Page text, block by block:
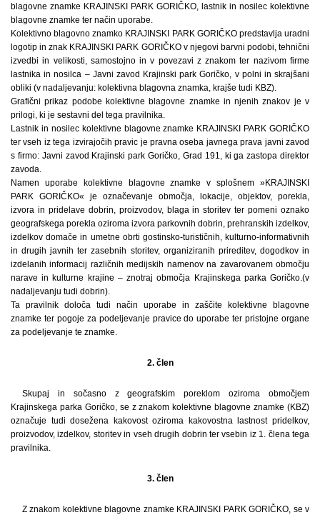
blagovne znamke KRAJINSKI PARK GORIČKO, lastnik in nosilec kolektivne
blagovne znamke ter način uporabe.
Kolektivno blagovno znamko KRAJINSKI PARK GORIČKO predstavlja uradni
logotip in znak KRAJINSKI PARK GORIČKO v njegovi barvni podobi, tehnični
izvedbi in velikosti, samostojno in v povezavi z znakom ter nazivom firme
lastnika in nosilca – Javni zavod Krajinski park Goričko, v polni in skrajšani
obliki (v nadaljevanju: kolektivna blagovna znamka, krajše tudi KBZ).
Grafični prikaz podobe kolektivne blagovne znamke in njenih znakov je v
prilogi, ki je sestavni del tega pravilnika.
Lastnik in nosilec kolektivne blagovne znamke KRAJINSKI PARK GORIČKO
ter vseh iz tega izvirajočih pravic je pravna oseba javnega prava javni zavod
s firmo: Javni zavod Krajinski park Goričko, Grad 191, ki ga zastopa direktor
zavoda.
Namen uporabe kolektivne blagovne znamke v splošnem »KRAJINSKI
PARK GORIČKO« je označevanje območja, lokacije, objektov, porekla,
izvora in pridelave dobrin, proizvodov, blaga in storitev ter pomeni oznako
geografskega porekla oziroma izvora parkovnih dobrin, prehranskih izdelkov,
izdelkov domače in umetne obrti gostinsko-turističnih, kulturno-informativnih
in drugih javnih ter zasebnih storitev, organiziranih prireditev, dogodkov in
izdelanih informacij različnih medijskih namenov na zavarovanem območju
narave in kulturne krajine – znotraj območja Krajinskega parka Goričko.(v
nadaljevanju tudi dobrin).
Ta pravilnik določa tudi način uporabe in zaščite kolektivne blagovne
znamke ter pogoje za podeljevanje pravice do uporabe ter pristojne organe
za podeljevanje te znamke.
2. člen
Skupaj in sočasno z geografskim poreklom oziroma območjem
Krajinskega parka Goričko, se z znakom kolektivne blagovne znamke (KBZ)
označuje tudi dosežena kakovost oziroma kakovostna lastnost pridelkov,
proizvodov, izdelkov, storitev in vseh drugih dobrin ter vsebin iz 1. člena tega
pravilnika.
3. člen
Z znakom kolektivne blagovne znamke KRAJINSKI PARK GORIČKO, se v